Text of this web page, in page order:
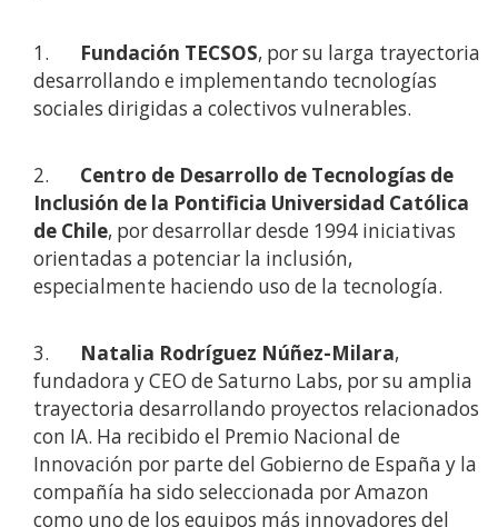
1. Fundación TECSOS, por su larga trayectoria
desarrollando e implementando tecnologías
sociales dirigidas a colectivos vulnerables.
2. Centro de Desarrollo de Tecnologías de
Inclusión de la Pontificia Universidad Católica
de Chile, por desarrollar desde 1994 iniciativas
orientadas a potenciar la inclusión,
especialmente haciendo uso de la tecnología.
3. Natalia Rodríguez Núñez-Milara,
fundadora y CEO de Saturno Labs, por su amplia
trayectoria desarrollando proyectos relacionados
con IA. Ha recibido el Premio Nacional de
Innovación por parte del Gobierno de España y la
compañía ha sido seleccionada por Amazon
como uno de los equipos más innovadores del